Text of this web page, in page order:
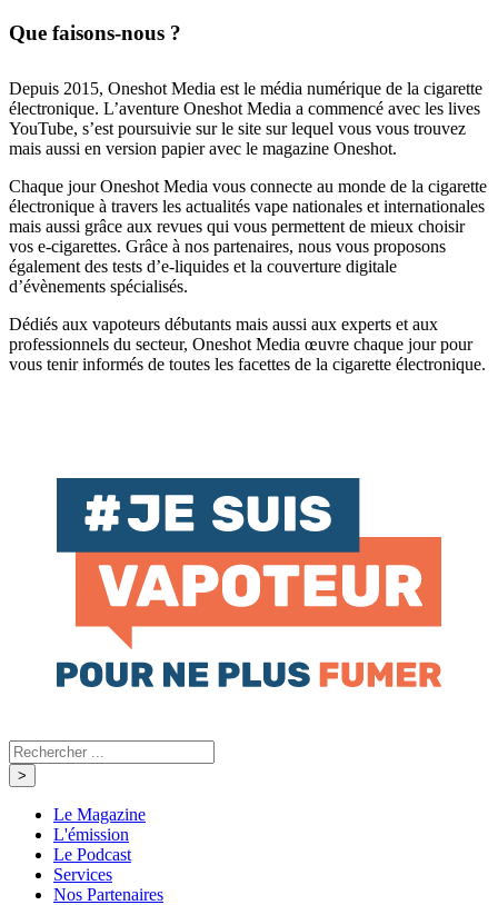
Que faisons-nous ?
Depuis 2015, Oneshot Media est le média numérique de la cigarette
électronique. L’aventure Oneshot Media a commencé avec les lives
YouTube, s’est poursuivie sur le site sur lequel vous vous trouvez
mais aussi en version papier avec le magazine Oneshot.
Chaque jour Oneshot Media vous connecte au monde de la cigarette
électronique à travers les actualités vape nationales et internationales
mais aussi grâce aux revues qui vous permettent de mieux choisir
vos e-cigarettes. Grâce à nos partenaires, nous vous proposons
également des tests d’e-liquides et la couverture digitale
d’évènements spécialisés.
Dédiés aux vapoteurs débutants mais aussi aux experts et aux
professionnels du secteur, Oneshot Media œuvre chaque jour pour
vous tenir informés de toutes les facettes de la cigarette électronique.
Le Magazine
L'émission
Le Podcast
Services
Nos Partenaires